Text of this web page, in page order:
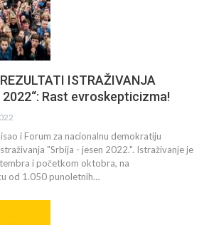
ISTRAŽIVANJA
2022“: Rast evroskepticizma!
i Forum za nacionalnu demokratiju
"Srbija - jesen 2022.". Istraživanje je
i početkom oktobra, na
od 1.050 punoletnih…